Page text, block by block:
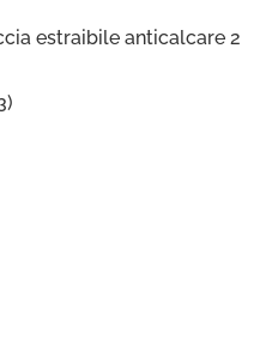
estraibile anticalcare 2